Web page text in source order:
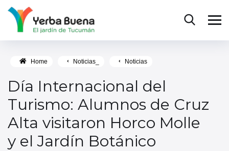
Home Noticias_ Noticias
Día Internacional del
Turismo: Alumnos de Cruz
Alta visitaron Horco Molle
y el Jardín Botánico